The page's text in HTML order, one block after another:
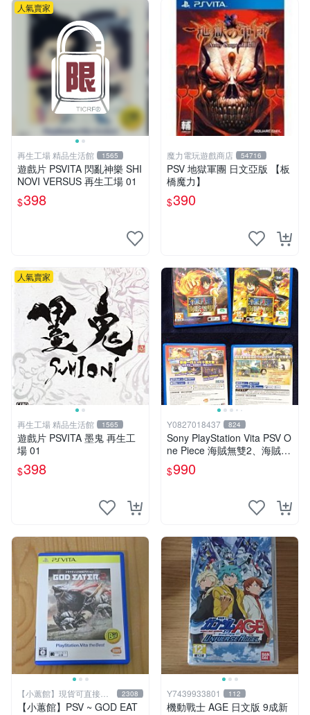
人氣賣家
再生工場 精品生活館 1565
遊戲片 PSVITA 閃亂神樂 SHI
NOVI VERSUS 再生工場 01
$398
魔力電玩遊戲商店 54716
PSV 地獄軍團 日文亞版 【板
橋魔力】
$390
人氣賣家
再生工場 精品生活館 1565
遊戲片 PSVITA 墨鬼 再生工
場 01
$398
Y0827018437 824
Sony PlayStation Vita PSV O
ne Piece 海賊無雙2、海賊無
雙3 中文版
$990
【小蕙館】現貨可直接下
標
2308
【小蕙館】PSV ~ GOD EAT
Y7439933801 112
機動戰士 AGE 日文版 9成新